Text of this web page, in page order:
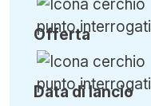
Offerta
Data di lancio